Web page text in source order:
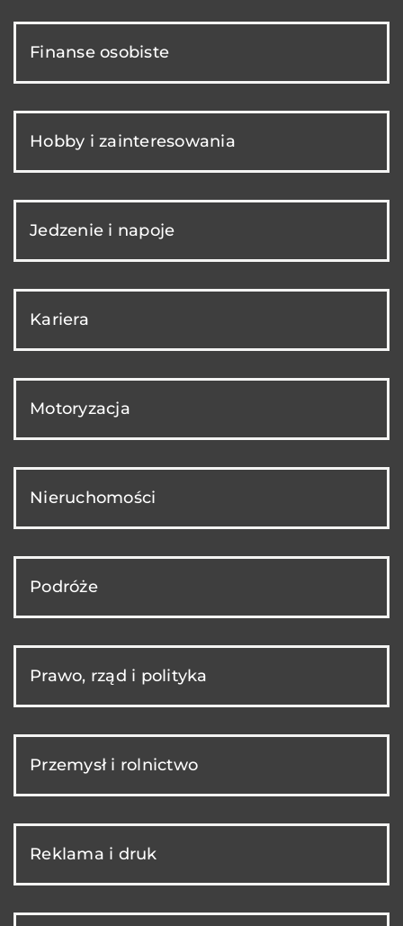
Finanse osobiste
Hobby i zainteresowania
Jedzenie i napoje
Kariera
Motoryzacja
Nieruchomości
Podróże
Prawo, rząd i polityka
Przemysł i rolnictwo
Reklama i druk